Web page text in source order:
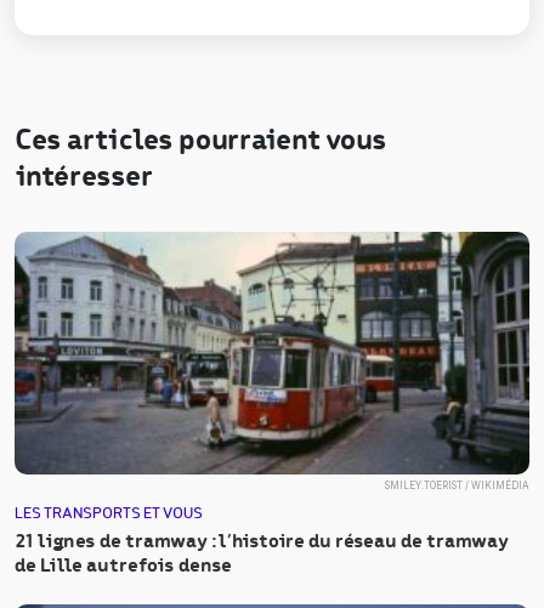
Ces articles pourraient vous
intéresser
SMILEY.TOERIST / WIKIMÉDIA
LES TRANSPORTS ET VOUS
21 lignes de tramway : l’histoire du réseau de tramway
de Lille autrefois dense